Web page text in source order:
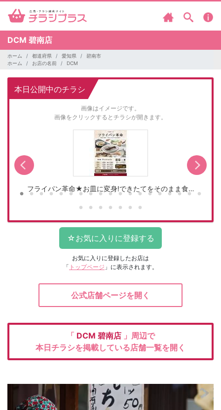
DCM 碧南店
ホーム 都道府県 愛知県
碧南市
ホーム
お店の名前 DCM
本日公開中のチラシ
画像はイメージです。
画像をクリックするとチラシが開きます。
フライパン革命★お皿に変身!できたてをそのまま食…
お気に入りに登録したお店は
「 トップページ 」に表示されます。
公式店舗ページを開く
「 DCM 碧南店 」周辺で
本日チラシを掲載している店舗一覧を開く